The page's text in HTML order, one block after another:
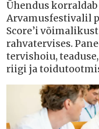
Ühendus
Arvamusfestivalil
Score’i
rahvatervises.
tervishoiu,
riigi ja